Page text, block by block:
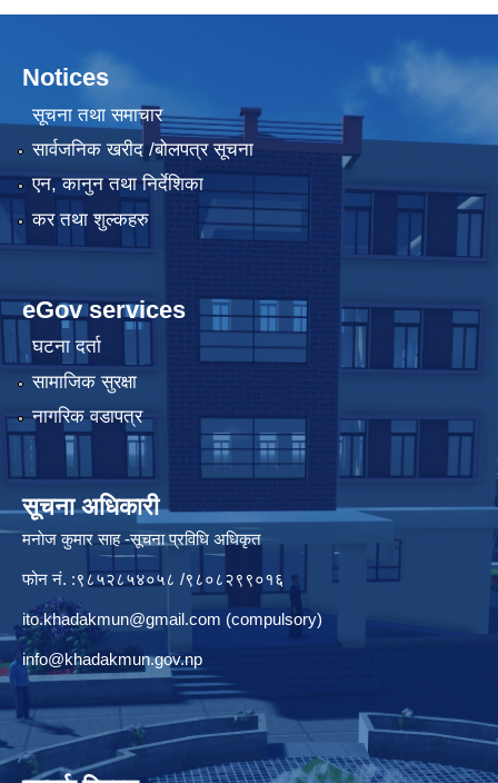
Notices
सूचना तथा समाचार
सार्वजनिक खरीद /बोलपत्र सूचना
एन, कानुन तथा निर्देशिका
कर तथा शुल्कहरु
eGov services
घटना दर्ता
सामाजिक सुरक्षा
नागरिक वडापत्र
सूचना अधिकारी
मनाेज कुमार साह -सूचना प्रविधि अधिकृत
फोन नं. :९८५२८५४०५८ /९८०८२९९०१६
ito.khadakmun@gmail.com (compulsory)
info@khadakmun.gov.np